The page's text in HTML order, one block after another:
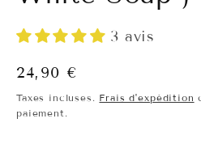
3 avis
Prix
habituel
24,90 €
Taxes incluses. Frais d'expédition
paiement.